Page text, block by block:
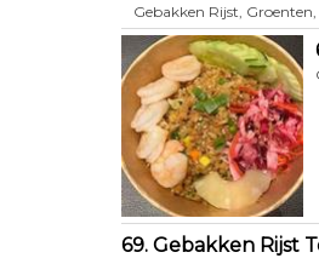
Gebakken Rijst, Groenten,
69. Gebakken Rijst